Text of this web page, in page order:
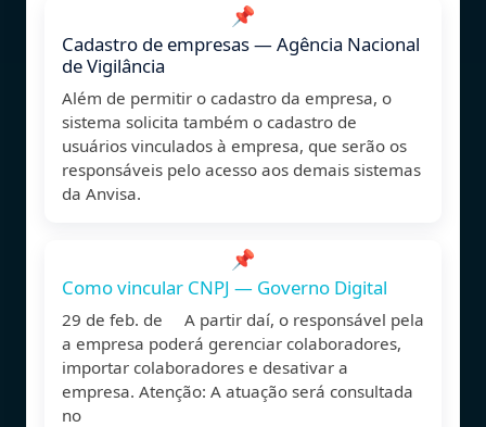
📌
Cadastro de empresas — Agência Nacional
de Vigilância
Além de permitir o cadastro da empresa, o
sistema solicita também o cadastro de
usuários vinculados à empresa, que serão os
responsáveis pelo acesso aos demais sistemas
da Anvisa.
📌
Como vincular CNPJ — Governo Digital
29 de feb. de A partir daí, o responsável pela
a empresa poderá gerenciar colaboradores,
importar colaboradores e desativar a
empresa. Atenção: A atuação será consultada
no